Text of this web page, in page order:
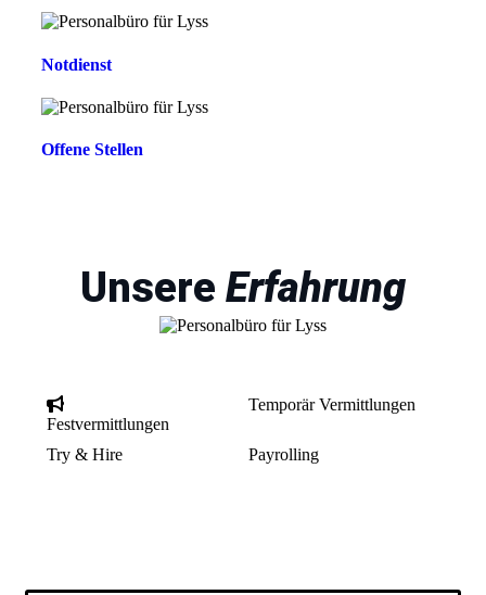
Notdienst
Offene Stellen
Unsere Erfahrung
Festvermittlungen
Temporär Vermittlungen
Try & Hire Payrolling